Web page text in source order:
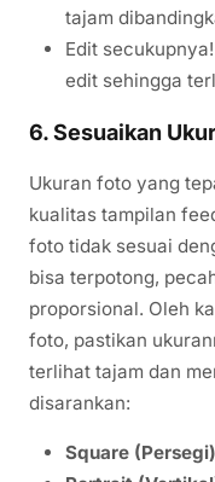
tajam
Edit
edit sehingga
6. Sesuaikan
Ukuran foto yang
kualitas tampilan
foto tidak sesuai
bisa terpotong,
proporsional. Oleh
foto, pastikan
terlihat tajam dan
disarankan:
Square (Persegi)